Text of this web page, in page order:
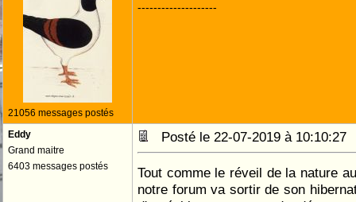
21056 messages postés
--------------------
Eddy
Grand maitre
6403 messages postés
Posté le 22-07-2019 à
Tout comme le réveil de la nature
notre forum va sortir de son